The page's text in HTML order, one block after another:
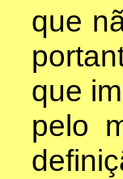
que
que
pelo